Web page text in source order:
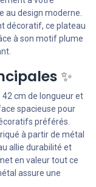
au design moderne.
décoratif, ce plateau
à son motif plume
✨
42 cm de longueur et
spacieuse pour
préférés.
à partir de métal
allie durabilité et
en valeur tout ce
assure une